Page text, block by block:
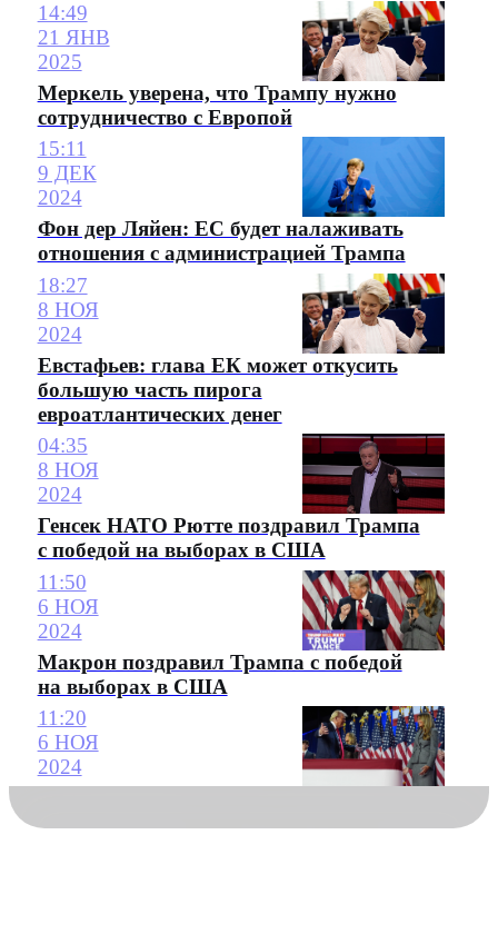
14:49
21 ЯНВ
2025
Меркель уверена, что Трампу нужно
сотрудничество с Европой
15:11
9 ДЕК
2024
Фон дер Ляйен: ЕС будет налаживать
отношения с администрацией Трампа
18:27
8 НОЯ
2024
Евстафьев: глава ЕК может откусить
большую часть пирога
евроатлантических денег
04:35
8 НОЯ
2024
Генсек НАТО Рютте поздравил Трампа
с победой на выборах в США
11:50
6 НОЯ
2024
Макрон поздравил Трампа с победой
на выборах в США
11:20
6 НОЯ
2024